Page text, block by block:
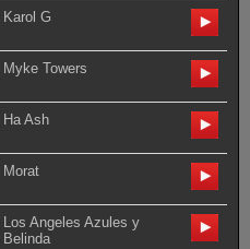
Karol G
Myke Towers
Ha Ash
Morat
Los Angeles Azules y
Belinda